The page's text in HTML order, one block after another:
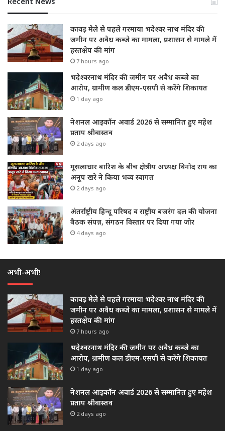
कावड़ मेले से पहले गरमाया भदेश्वर नाथ मंदिर की
जमीन पर अवैध कब्जे का मामला, प्रशासन से मामले में
हस्तक्षेप की मांग
7 hours ago
भदेश्वरनाथ मंदिर की जमीन पर अवैध कब्जे का
आरोप, ग्रामीण कल डीएम-एसपी से करेंगे शिकायत
1 day ago
नेशनल आइकॉन अवार्ड 2026 से सम्मानित हुए महेश
प्रताप श्रीवास्तव
2 days ago
मूसलाधार बारिश के बीच क्षेत्रीय अध्यक्ष विनोद राय का
अनूप खरे ने किया भव्य स्वागत
2 days ago
अंतर्राष्ट्रीय हिन्दू परिषद व राष्ट्रीय बजरंग दल की योजना
बैठक संपन्न, संगठन विस्तार पर दिया गया जोर
4 days ago
अभी-अभी!
कावड़ मेले से पहले गरमाया भदेश्वर नाथ मंदिर की
जमीन पर अवैध कब्जे का मामला, प्रशासन से मामले में
हस्तक्षेप की मांग
7 hours ago
भदेश्वरनाथ मंदिर की जमीन पर अवैध कब्जे का
आरोप, ग्रामीण कल डीएम-एसपी से करेंगे शिकायत
1 day ago
नेशनल आइकॉन अवार्ड 2026 से सम्मानित हुए महेश
प्रताप श्रीवास्तव
2 days ago